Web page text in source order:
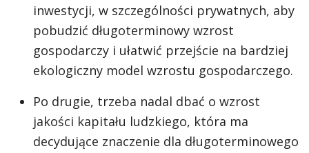
inwestycji, w szczególności prywatnych, aby
pobudzić długoterminowy wzrost
gospodarczy i ułatwić przejście na bardziej
ekologiczny model wzrostu gospodarczego.
Po drugie, trzeba nadal dbać o wzrost
jakości kapitału ludzkiego, która ma
decydujące znaczenie dla długoterminowego